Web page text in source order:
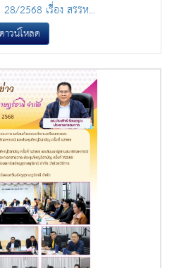
2568 เรื่อง สรรห...
วน์โหลด